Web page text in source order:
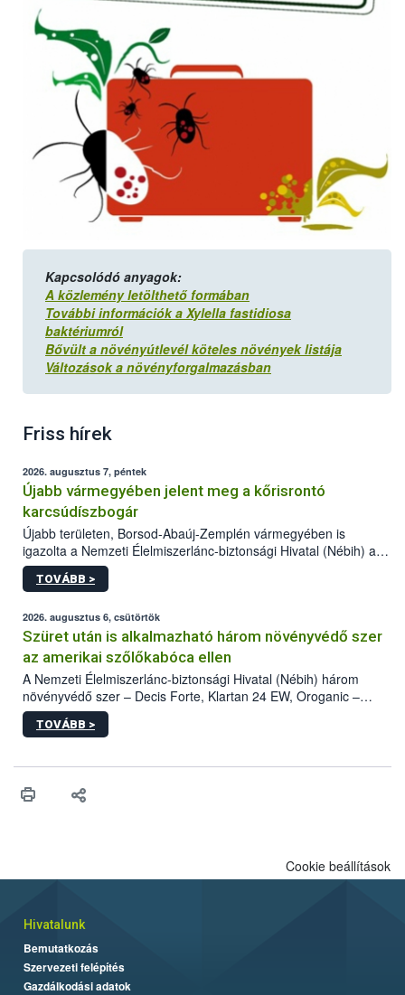
Kapcsolódó anyagok:
A közlemény letölthető formában
További információk a Xylella fastidiosa
baktériumról
Bővült a növényútlevél köteles növények listája
Változások a növényforgalmazásban
Friss hírek
2026. augusztus 7, péntek
Újabb vármegyében jelent meg a kőrisrontó
karcsúdíszbogár
Újabb területen, Borsod-Abaúj-Zemplén vármegyében is
igazolta a Nemzeti Élelmiszerlánc-biztonsági Hivatal (Nébih) a
kőrisrontó karcsúdíszbogár (Agrilus planipennis) jelenlétét. A
kártevőt nem csak színcsapdában találták meg, de már fertőzött
az intenzív felderítést, emellett az intézkedéseket a szlovák
hatósággal is összehangolják a terjedés megállítása érdekében.
TOVÁBB >
2026. augusztus 6, csütörtök
Szüret után is alkalmazható három növényvédő szer
az amerikai szőlőkabóca ellen
A Nemzeti Élelmiszerlánc-biztonsági Hivatal (Nébih) három
növényvédő szer – Decis Forte, Klartan 24 EW, Oroganic –
engedélyokiratát módosította, így azok a szüretet követően,
egészen a vesszőérettség (BBCH 91) stádiumáig
érésű szőlőkben is legyen lehetőség a károsító elleni további
felhasználók számára is elérhető és ökológiai termesztésben is
TOVÁBB >
Cookie beállítások
Hivatalunk
Bemutatkozás
Szervezeti felépítés
Gazdálkodási adatok